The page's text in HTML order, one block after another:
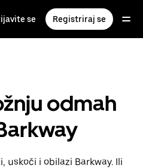
se Registriraj se
odmah
uskoči i obilazi Barkway. Ili